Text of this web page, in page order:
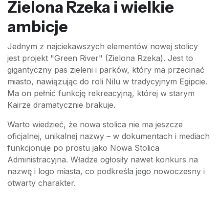
Zielona Rzeka i wielkie
ambicje
Jednym z najciekawszych elementów nowej stolicy
jest projekt "Green River" (Zielona Rzeka). Jest to
gigantyczny pas zieleni i parków, który ma przecinać
miasto, nawiązując do roli Nilu w tradycyjnym Egipcie.
Ma on pełnić funkcję rekreacyjną, której w starym
Kairze dramatycznie brakuje.
Warto wiedzieć, że nowa stolica nie ma jeszcze
oficjalnej, unikalnej nazwy – w dokumentach i mediach
funkcjonuje po prostu jako Nowa Stolica
Administracyjna. Władze ogłosiły nawet konkurs na
nazwę i logo miasta, co podkreśla jego nowoczesny i
otwarty charakter.